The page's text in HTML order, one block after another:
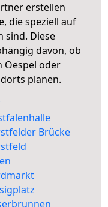
erstellen
die speziell auf
sind. Diese
davon, ob
Oespel oder
planen.
Brücke